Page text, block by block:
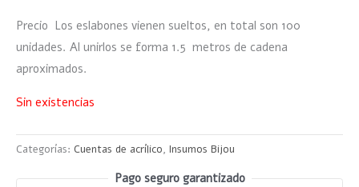
Precio Los eslabones vienen sueltos, en total son 100
unidades. Al unirlos se forma 1.5 metros de cadena
aproximados.
Sin existencias
Categorías: Cuentas de acrílico, Insumos Bijou
Pago seguro garantizado